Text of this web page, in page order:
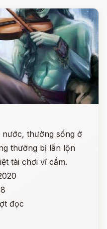
nước, thường sống ở
thường bị lẫn lộn
tài chơi vĩ cầm.
đọc